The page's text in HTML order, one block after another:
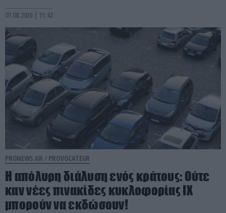
07.08.2026 | 11:42
PRONEWS.GR / PROVOCATEUR
Η απόλυρη διάλυση ενός κράτους: Ούτε
καν νέες πινακίδες κυκλοφορίας ΙΧ
μπορούν να εκδώσουν!